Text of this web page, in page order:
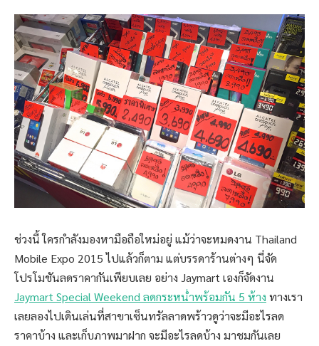
ช่วงนี้ ใครกำลังมองหามือถือใหม่อยู่ แม้ว่าจะหมดงาน Thailand
Mobile Expo 2015 ไปแล้วก็ตาม แต่บรรดาร้านต่างๆ นี่จัด
โปรโมชันลดราคากันเพียบเลย อย่าง Jaymart เองก็จัดงาน
Jaymart Special Weekend ลดกระหน่ำพร้อมกัน 5 ห้าง ทางเรา
เลยลองไปเดินเล่นที่สาขาเซ็นทรัลลาดพร้าวดูว่าจะมีอะไรลด
ราคาบ้าง และเก็บภาพมาฝาก จะมีอะไรลดบ้าง มาชมกันเลย